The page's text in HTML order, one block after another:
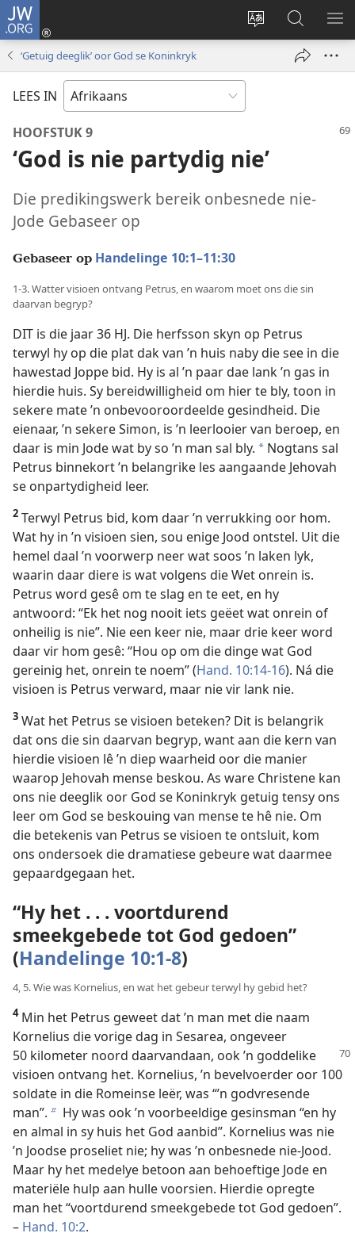
JW.ORG
Verander
Meld
aan
venster
Soek
op
JW.ORG
‘Getuig deeglik’ oor God se Koninkryk
LEES IN
HOOFSTUK 9
‘God is nie partydig nie’
Die predikingswerk bereik onbesnede nie-
Jode Gebaseer op
Gebaseer op Handelinge 10:1–11:30
1-3. Watter visioen ontvang Petrus, en waarom moet ons die sin
daarvan begryp?
DIT is die jaar 36 HJ. Die herfsson skyn op Petrus
terwyl hy op die plat dak van ’n huis naby die see in die
hawestad Joppe bid. Hy is al ’n paar dae lank ’n gas in
hierdie huis. Sy bereidwilligheid om hier te bly, toon in
sekere mate ’n onbevooroordeelde gesindheid. Die
eienaar, ’n sekere Simon, is ’n leerlooier van beroep, en
daar is min Jode wat by so ’n man sal bly. a Nogtans sal
Petrus binnekort ’n belangrike les aangaande Jehovah
se onpartydigheid leer.
2 Terwyl Petrus bid, kom daar ’n verrukking oor hom.
Wat hy in ’n visioen sien, sou enige Jood ontstel. Uit die
hemel daal ’n voorwerp neer wat soos ’n laken lyk,
waarin daar diere is wat volgens die Wet onrein is.
Petrus word gesê om te slag en te eet, en hy
antwoord: “Ek het nog nooit iets geëet wat onrein of
onheilig is nie”. Nie een keer nie, maar drie keer word
daar vir hom gesê: “Hou op om die dinge wat God
gereinig het, onrein te noem” (Hand. 10:14-16). Ná die
visioen is Petrus verward, maar nie vir lank nie.
3 Wat het Petrus se visioen beteken? Dit is belangrik
dat ons die sin daarvan begryp, want aan die kern van
hierdie visioen lê ’n diep waarheid oor die manier
waarop Jehovah mense beskou. As ware Christene kan
ons nie deeglik oor God se Koninkryk getuig tensy ons
leer om God se beskouing van mense te hê nie. Om
die betekenis van Petrus se visioen te ontsluit, kom
ons ondersoek die dramatiese gebeure wat daarmee
gepaardgegaan het.
“Hy het . . . voortdurend
smeekgebede tot God gedoen”
(Handelinge 10:1-8)
4, 5. Wie was Kornelius, en wat het gebeur terwyl hy gebid het?
4Min het Petrus geweet dat ’n man met die naam
Kornelius die vorige dag in Sesarea, ongeveer
50 kilometer noord daarvandaan, ook ’n goddelike
visioen ontvang het. Kornelius, ’n bevelvoerder oor 100
soldate in die Romeinse leër, was “’n godvresende
man”. b Hy was ook ’n voorbeeldige gesinsman “en hy
en almal in sy huis het God aanbid”. Kornelius was nie
’n Joodse proseliet nie; hy was ’n onbesnede nie-Jood.
Maar hy het medelye betoon aan behoeftige Jode en
materiële hulp aan hulle voorsien. Hierdie opregte
man het “voortdurend smeekgebede tot God gedoen”.
– Hand. 10:2.